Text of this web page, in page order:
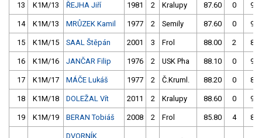
13 K1M/13 ŘEJHA Jiří 1981 2 Kralupy 87.60 0
14 K1M/13 MRŮZEK Kamil 1977 2 Semily 87.60 0
15 K1M/15 SAAL Štěpán 2001 3 Frol 88.00 2
16 K1M/16 JANČAR Filip 1976 2 USK Pha 88.10 0
17 K1M/17 MÁČE Lukáš 1977 2 Č.Kruml. 88.20 0
18 K1M/18 DOLEŽAL Vít 2011 2 Kralupy 88.60 0
19 K1M/19 BERAN Tobiáš 2008 2 Frol 85.80 4
DVORNÍK